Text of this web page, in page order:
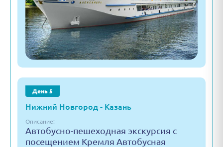
День 5
Нижний Новгород - Казань
Описание:
Автобусно-пешеходная экскурсия с
посещением Кремля Автобусная